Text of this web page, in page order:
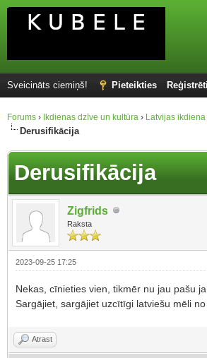
Sveicināts ciemiņš! Pieteikties
Forums › Ikdienas dzīve un kultūra › Latvijas
Derusifikācija
Derusifikācija
Zigfrids
Raksta
2023-09-25 17:25
Nekas, cīnieties vien, tikmēr nu jau pašu
Sargājiet, sargājiet uzcītīgi latviešu mēli
Atrast